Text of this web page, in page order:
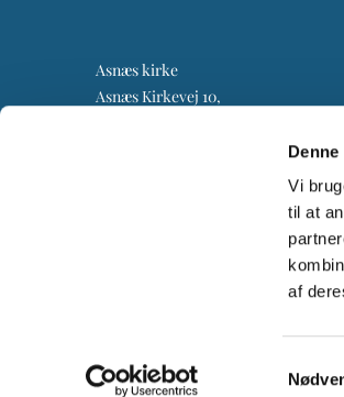
Vi
til at
af
Asnæs kirke
Asnæs Kirkevej 10,